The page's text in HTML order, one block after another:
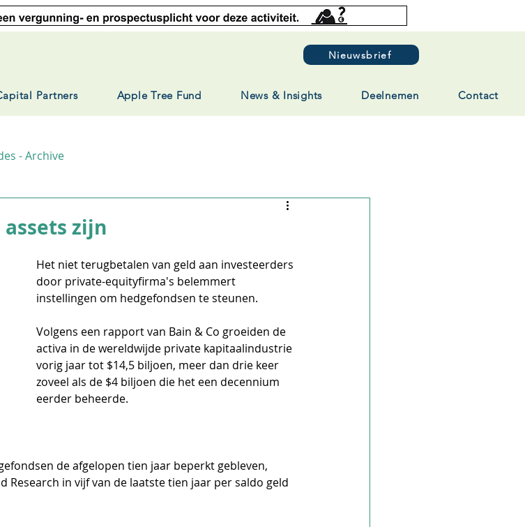
Nieuwsbrief
Partners Apple Tree Fund News & Insights Deelnemen Contact
- Archive
zijn
Het niet terugbetalen van geld aan investeerders
door private-equityfirma's belemmert
instellingen om hedgefondsen te steunen.
Volgens een rapport van Bain & Co groeiden de
activa in de wereldwijde private kapitaalindustrie
vorig jaar tot $14,5 biljoen, meer dan drie keer
zoveel als de $4 biljoen die het een decennium
eerder beheerde.
de afgelopen tien jaar beperkt gebleven,
Research in vijf van de laatste tien jaar per saldo geld